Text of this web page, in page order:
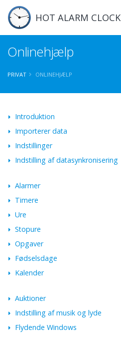
HOT ALARM CLOCK
Onlinehjælp
PRIVAT ONLINEHJÆLP
Introduktion
Importerer data
Indstillinger
Indstilling af datasynkronisering
Alarmer
Timere
Ure
Stopure
Opgaver
Fødselsdage
Kalender
Auktioner
Indstilling af musik og lyde
Flydende Windows